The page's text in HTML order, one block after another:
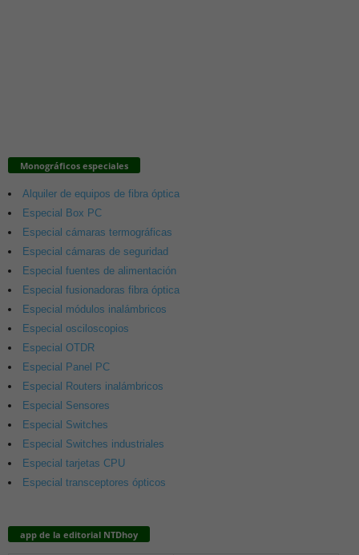
Monográficos especiales
Alquiler de equipos de fibra óptica
Especial Box PC
Especial cámaras termográficas
Especial cámaras de seguridad
Especial fuentes de alimentación
Especial fusionadoras fibra óptica
Especial módulos inalámbricos
Especial osciloscopios
Especial OTDR
Especial Panel PC
Especial Routers inalámbricos
Especial Sensores
Especial Switches
Especial Switches industriales
Especial tarjetas CPU
Especial transceptores ópticos
app de la editorial NTDhoy